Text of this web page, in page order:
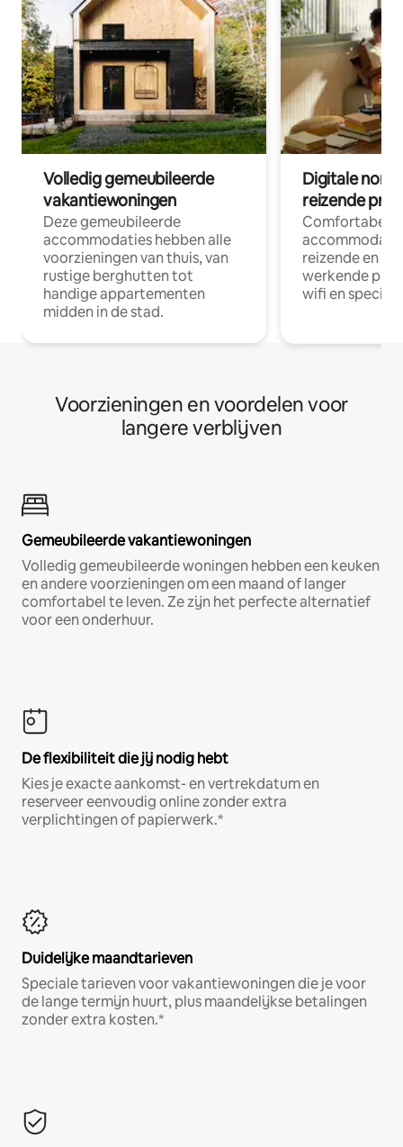
Volledig gemeubileerde
vakantiewoningen
Deze gemeubileerde
accommodaties hebben alle
voorzieningen van thuis, van
rustige berghutten tot
handige appartementen
midden in de stad.
Digitale
reizende
Comfortabele
reizende en
werkende
wifi en
Voorzieningen en voordelen voor
langere verblijven
Gemeubileerde vakantiewoningen
Volledig gemeubileerde woningen hebben een keuken
en andere voorzieningen om een maand of langer
comfortabel te leven. Ze zijn het perfecte alternatief
voor een onderhuur.
De flexibiliteit die jij nodig hebt
Kies je exacte aankomst- en vertrekdatum en
reserveer eenvoudig online zonder extra
verplichtingen of papierwerk.*
Duidelijke maandtarieven
Speciale tarieven voor vakantiewoningen die je voor
de lange termijn huurt, plus maandelijkse betalingen
zonder extra kosten.*